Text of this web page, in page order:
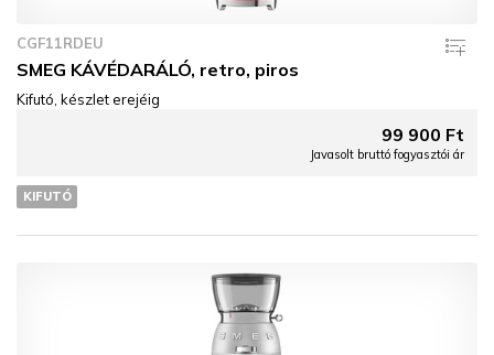
CGF11RDEU
SMEG KÁVÉDARÁLÓ, retro, piros
Kifutó, készlet erejéig
99 900 Ft
Javasolt bruttó fogyasztói ár
KIFUTÓ